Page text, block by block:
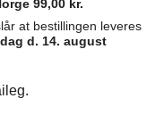
99,00 kr.
at bestillingen leveres
d. 14. august